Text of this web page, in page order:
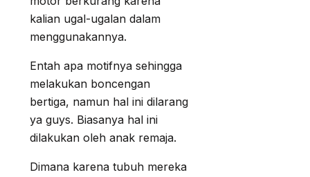
kalian ugal-ugalan dalam
menggunakannya.
Entah apa motifnya sehingga
melakukan boncengan
bertiga, namun hal ini dilarang
ya guys. Biasanya hal ini
dilakukan oleh anak remaja.
Dimana karena tubuh mereka